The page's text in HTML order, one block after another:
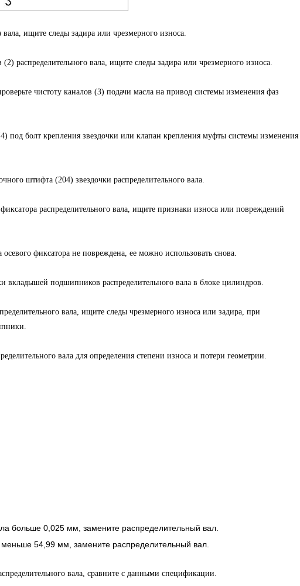
ищите следы задира или чрезмерного износа.
(2) распределительного вала, ищите следы задира или чрезмерного износа.
чистоту каналов (3) подачи масла на привод системы изменения фаз
под болт крепления звездочки или клапан крепления муфты системы изменения
штифта (204) звездочки распределительного вала.
распределительного вала, ищите признаки износа или повреждений
фиксатора не повреждена, ее можно использовать снова.
вкладышей подшипников распределительного вала в блоке цилиндров.
вала, ищите следы чрезмерного износа или задира, при
вала для определения степени износа и потери геометрии.
больше 0,025 мм, замените распределительный вал.
54,99 мм, замените распределительный вал.
вала, сравните с данными спецификации.